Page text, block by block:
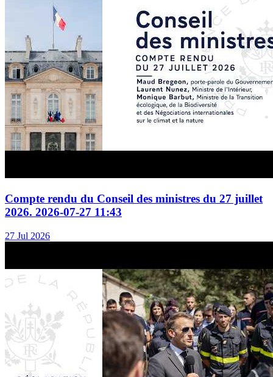
Compte rendu du Conseil des ministres du 27 juillet
2026. 2026-07-27 11:43
27 Jul 2026